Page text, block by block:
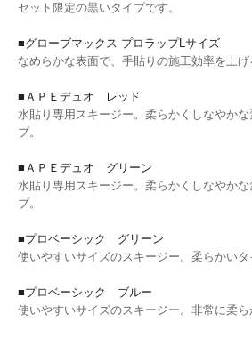
セット限定の黒いタイプです。
■グローブマックス プロラップLサイズ
なめらかな表面で、手貼りの施工効率を上げ
■ＡＰＥデュオ レッド
水貼り専用スキージー。柔らかくしなやか
プ。
■ＡＰＥデュオ グリーン
水貼り専用スキージー。柔らかくしなやか
プ。
■プロベーシック グリーン
使いやすいサイズのスキージー。柔らかいタ
■プロベーシック ブルー
使いやすいサイズのスキージー。非常に柔ら